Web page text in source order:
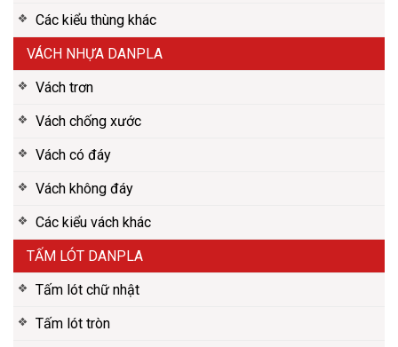
Các kiểu thùng khác
VÁCH NHỰA DANPLA
Vách trơn
Vách chống xước
Vách có đáy
Vách không đáy
Các kiểu vách khác
TẤM LÓT DANPLA
Tấm lót chữ nhật
Tấm lót tròn